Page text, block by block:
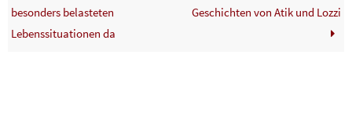
besonders belasteten
Lebenssituationen da
Geschichten von Atik und Lozzi